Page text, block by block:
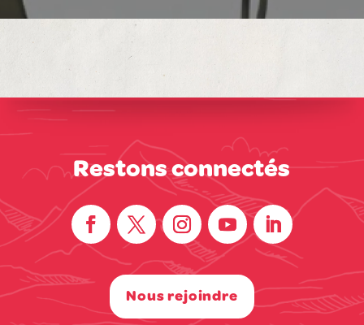
Restons connectés
Nous rejoindre